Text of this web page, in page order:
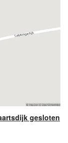
gesloten